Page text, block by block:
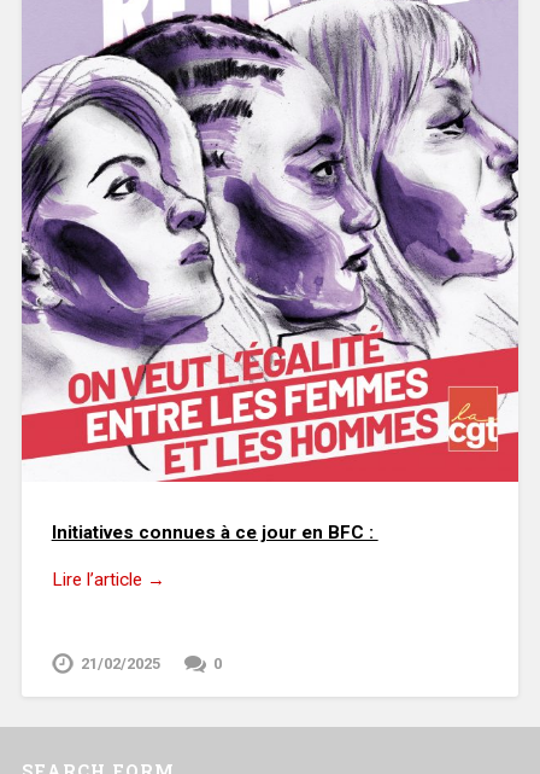
Initiatives connues à ce jour en BFC :
Lire l’article →
21/02/2025 0